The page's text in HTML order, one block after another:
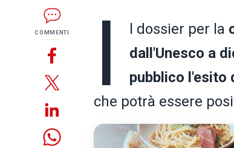
COMMENTI I l dossier per la
dall'Unesco a
pubblico l'esito
che potrà essere